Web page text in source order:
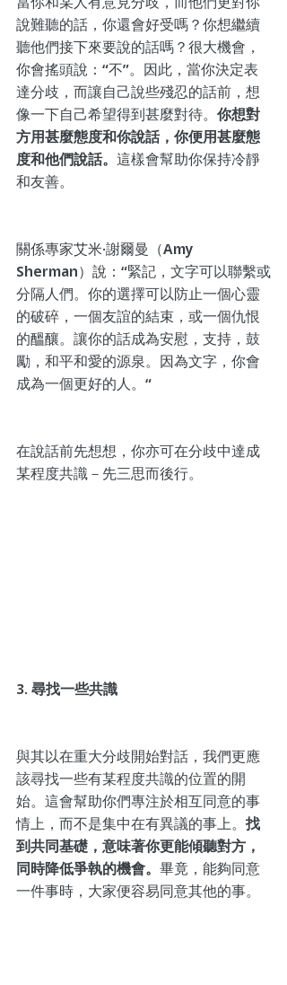
說難聽的話，你還會好受嗎？你想繼續
聽他們接下來要說的話嗎？很大機會，
你會搖頭說：“不”。因此，當你決定表
達分歧，而讓自己說些殘忍的話前，想
像一下自己希望得到甚麼對待。 你想對
方用甚麼態度和你說話，你便用甚麼態
度和他們說話。 這樣會幫助你保持冷靜
和友善。
關係專家艾米·謝爾曼（Amy
Sherman）說：“緊記，文字可以聯繫或
分隔人們。你的選擇可以防止一個心靈
的破碎，一個友誼的結束，或一個仇恨
的醞釀。讓你的話成為安慰，支持，鼓
勵，和平和愛的源泉。因為文字，你會
成為一個更好的人。“
在說話前先想想，你亦可在分歧中達成
某程度共識－先三思而後行。
3. 尋找一些共識
與其以在重大分歧開始對話，我們更應
該尋找一些有某程度共識的位置的開
始。這會幫助你們專注於相互同意的事
情上，而不是集中在有異議的事上。 找
到共同基礎，意味著你更能傾聽對方，
同時降低爭執的機會。 畢竟，能夠同意
一件事時，大家便容易同意其他的事。